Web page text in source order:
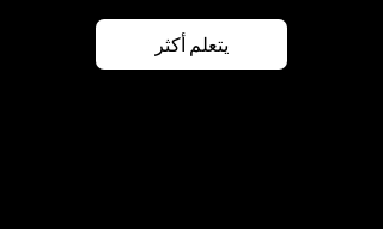
يتعلم أكثر